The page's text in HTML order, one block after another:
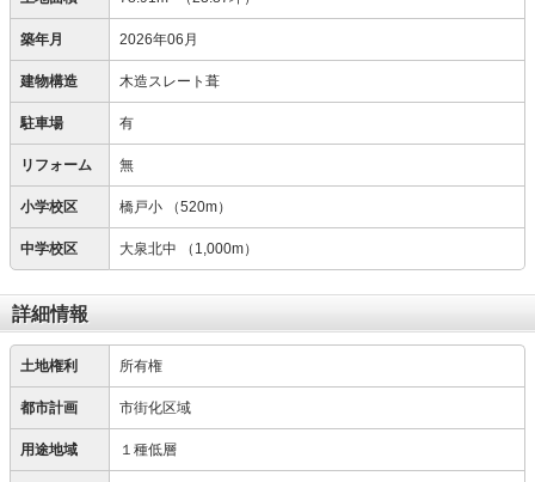
築年月 2026年06月
建物構造 木造スレート葺
駐車場 有
リフォーム 無
小学校区 橋戸小 （520m）
中学校区 大泉北中 （1,000m）
詳細情報
土地権利 所有権
都市計画 市街化区域
用途地域 １種低層